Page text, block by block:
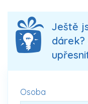
Ještě
Osoba